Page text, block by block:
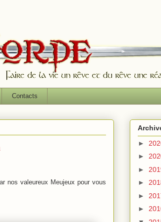
Contacts
nos valeureux Meujeux pour vous
►
►
►
►
►
►